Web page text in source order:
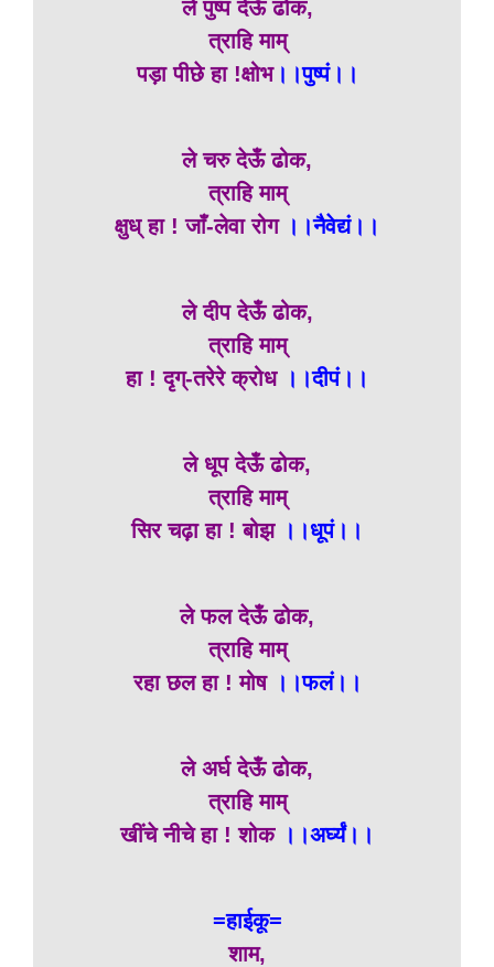
ले पुष्प देऊँ ढोक,
त्राहि माम्
पड़ा पीछे हा !क्षोभ।।पुष्पं।।
ले चरु देऊँ ढोक,
त्राहि माम्
क्षुध् हा ! जाँ-लेवा रोग ।।नैवेद्यं।।
ले दीप देऊँ ढोक,
त्राहि माम्
हा ! दृग्-तरेरे क्रोध ।।दीपं।।
ले धूप देऊँ ढोक,
त्राहि माम्
सिर चढ़ा हा ! बोझ ।।धूपं।।
ले फल देऊँ ढोक,
त्राहि माम्
रहा छल हा ! मोष।।फलं।।
ले अर्घ देऊँ ढोक,
त्राहि माम्
खींचे नीचे हा ! शोक ।।अर्घ्यं।।
=हाईकू=
शाम,